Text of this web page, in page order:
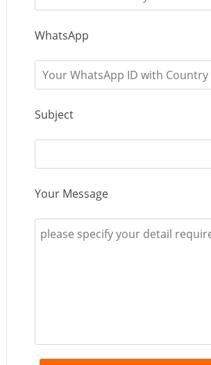
WhatsApp
Subject
Your Message